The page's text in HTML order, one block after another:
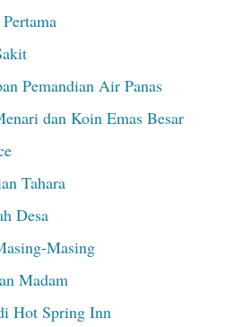
Pemandian Air Panas
dan Koin Emas Besar
Tahara
Desa
Masing
Madam
Hot Spring Inn